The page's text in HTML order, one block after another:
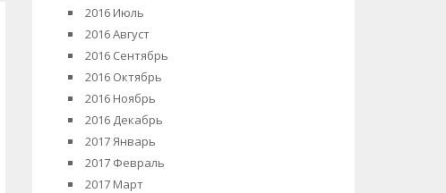
2016 Июль
2016 Август
2016 Сентябрь
2016 Октябрь
2016 Ноябрь
2016 Декабрь
2017 Январь
2017 Февраль
2017 Март